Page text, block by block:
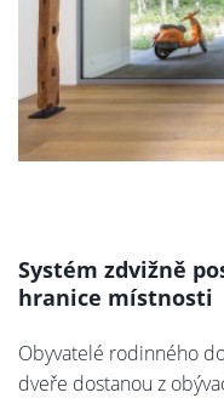
Systém zdvižně
hranice místnosti
Obyvatelé rodinného
dveře dostanou z